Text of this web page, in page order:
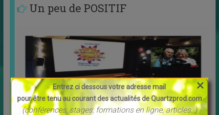
Un peu de POSITIF
Entrez ci dessous votre adresse mail
pour être tenu au courant des actualités de Quartzprod.com
(conférences, stages, formations en ligne, articles..)
×